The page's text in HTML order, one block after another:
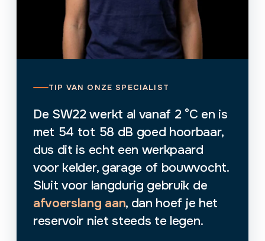
TIP VAN ONZE SPECIALIST
De SW22 werkt al vanaf 2 °C en is
met 54 tot 58 dB goed hoorbaar,
dus dit is echt een werkpaard
voor kelder, garage of bouwvocht.
Sluit voor langdurig gebruik de
afvoerslang aan, dan hoef je het
reservoir niet steeds te legen.